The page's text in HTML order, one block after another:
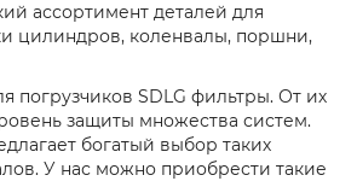
ассортимент деталей для
цилиндров, коленвалы, поршни,
погрузчиков SDLG фильтры. От их
защиты множества систем.
богатый выбор таких
У нас можно приобрести такие